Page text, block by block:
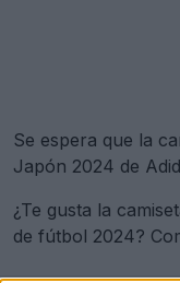
Se espera que la
Japón 2024 de
¿Te gusta la
de fútbol 2024?